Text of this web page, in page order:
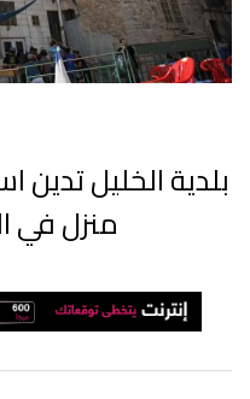
بلدية الخليل تدين
منزل في